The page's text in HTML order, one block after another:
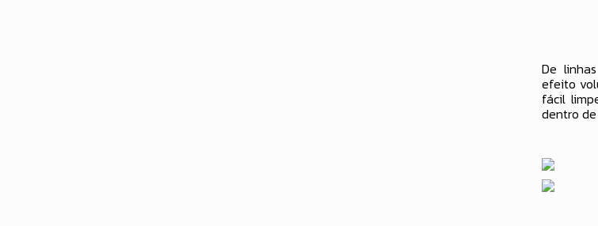
De
efeito
fácil
dentro de